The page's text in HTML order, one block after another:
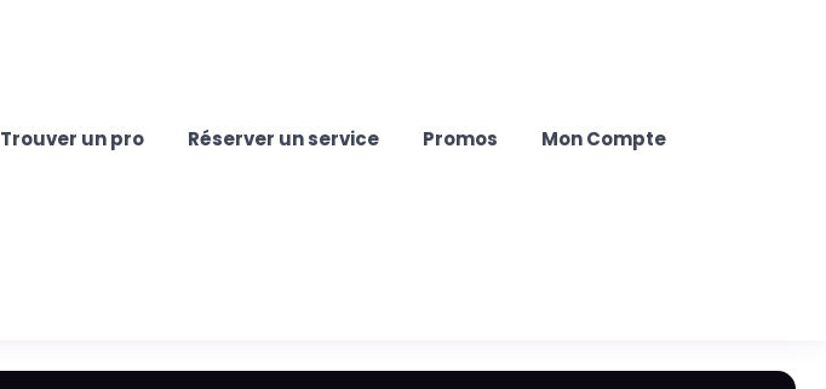
Trouver un pro Réserver un service Promos Mon Compte